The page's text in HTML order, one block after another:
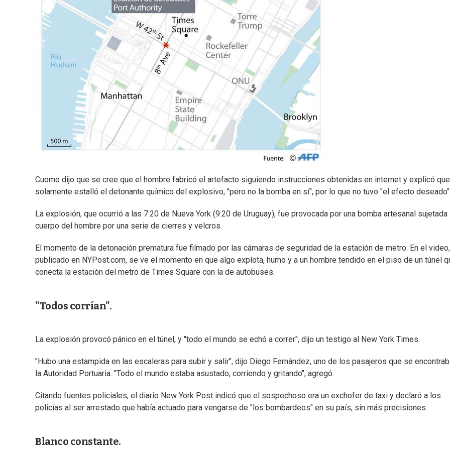
Cuomo dijo que se cree que el hombre fabricó el artefacto siguiendo instrucciones obtenidas en internet y explicó que
solamente estalló el detonante químico del explosivo, "pero no la bomba en sí", por lo que no tuvo "el efecto
La explosión, que ocurrió a las 7:20 de Nueva York (9:20 de Uruguay), fue provocada por una bomba artesanal sujetada
cuerpo del hombre por una serie de cierres y velcros.
El momento de la detonación prematura fue filmado por las cámaras de seguridad de la estación de metro. En el video,
publicado en NYPost.com, se ve el momento en que algo explota, humo y a un hombre tendido en el piso de un túnel
conecta la estación del metro de Times Square con la de autobuses.
"Todos corrían".
La explosión provocó pánico en el túnel, y "todo el mundo se echó a correr", dijo un testigo al New York Times.
"Hubo una estampida en las escaleras para subir y salir", dijo Diego Fernández, uno de los pasajeros que se
la Autoridad Portuaria. "Todo el mundo estaba asustado, corriendo y gritando", agregó.
Citando fuentes policiales, el diario New York Post indicó que el sospechoso era un exchofer de taxi y declaró a los
policías al ser arrestado que había actuado para vengarse de "los bombardeos" en su país, sin más precisiones.
Blanco constante.